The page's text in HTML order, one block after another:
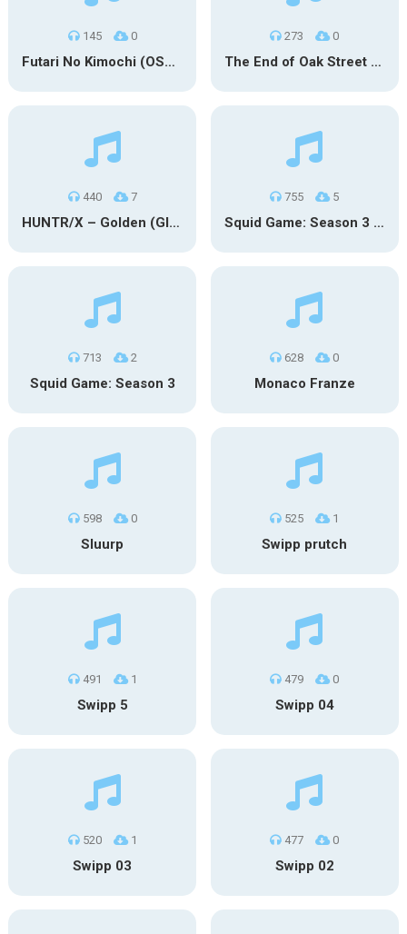
145 0
Futari No Kimochi (OST Inuyasha)
273 0
The End of Oak Street Trailer
440 7
HUNTR/X – Golden (Glowin’ Version)
755 5
Squid Game: Season 3 | Final Games
713 2
Squid Game: Season 3
628 0
Monaco Franze
598 0
Sluurp
525 1
Swipp prutch
491 1
Swipp 5
479 0
Swipp 04
520 1
Swipp 03
477 0
Swipp 02